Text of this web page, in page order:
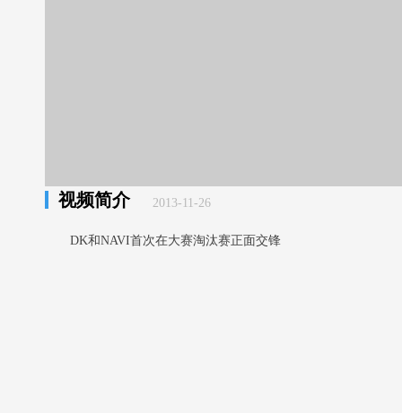
视频简介 2013-11-26
DK和NAVI首次在大赛淘汰赛正面交锋